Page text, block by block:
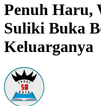
Penuh Haru,
Suliki Buka
Keluarganya